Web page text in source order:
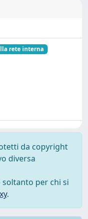
rete interna
da copyright
diversa
per chi si
.